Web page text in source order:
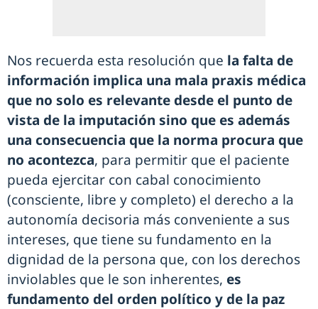
Nos recuerda esta resolución que la falta de
información implica una mala praxis médica
que no solo es relevante desde el punto de
vista de la imputación sino que es además
una consecuencia que la norma procura que
no acontezca, para permitir que el paciente
pueda ejercitar con cabal conocimiento
(consciente, libre y completo) el derecho a la
autonomía decisoria más conveniente a sus
intereses, que tiene su fundamento en la
dignidad de la persona que, con los derechos
inviolables que le son inherentes, es
fundamento del orden político y de la paz